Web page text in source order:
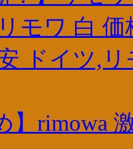
モワ 白 価
ドイツ,
】rimowa